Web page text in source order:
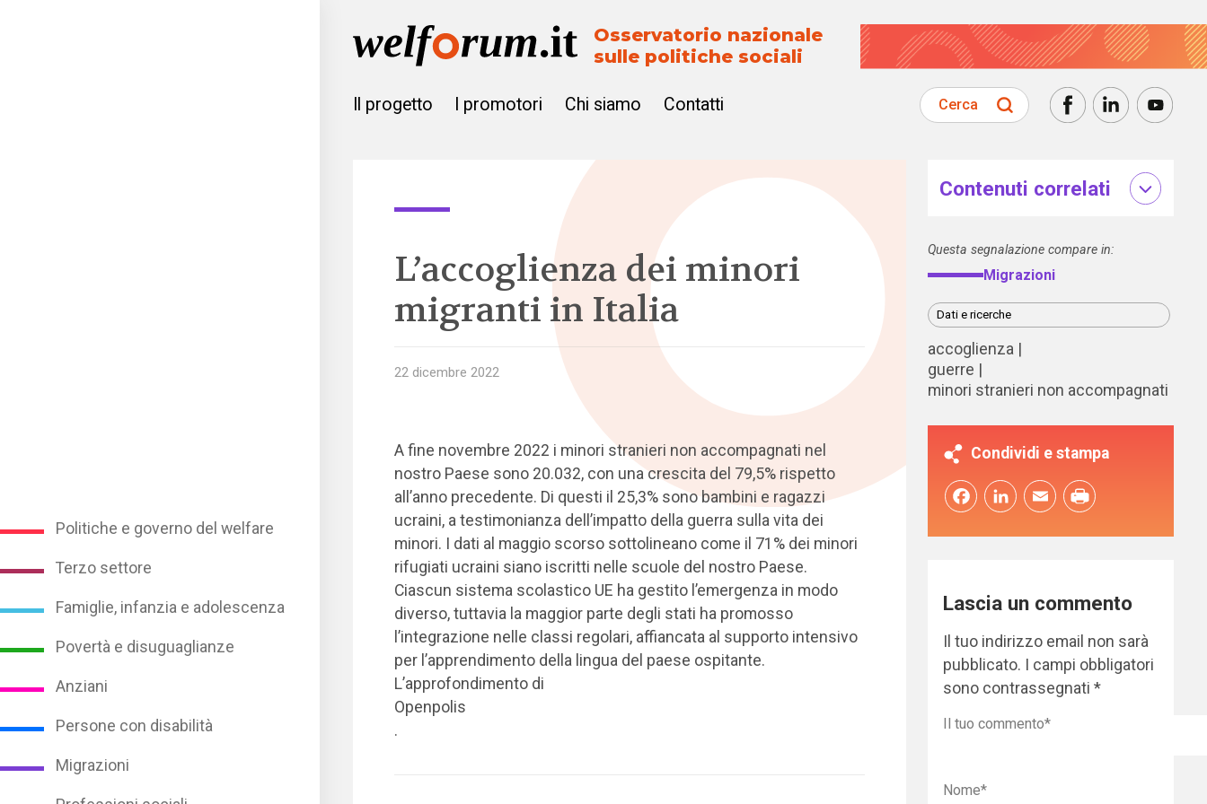
Politiche e governo del welfare
Terzo settore
Famiglie, infanzia e adolescenza
Povertà e disuguaglianze
Anziani
Persone con disabilità
Migrazioni
Osservatorio nazionale
sulle politiche sociali
Il progetto I promotori Chi siamo Contatti Cerca
L’accoglienza dei minori
migranti in Italia
22 dicembre 2022
A fine novembre 2022 i minori stranieri non accompagnati nel
nostro Paese sono 20.032, con una crescita del 79,5% rispetto
all’anno precedente. Di questi il 25,3% sono bambini e ragazzi
ucraini, a testimonianza dell’impatto della guerra sulla vita dei
minori. I dati al maggio scorso sottolineano come il 71% dei minori
rifugiati ucraini siano iscritti nelle scuole del nostro Paese.
Ciascun sistema scolastico UE ha gestito l’emergenza in modo
diverso, tuttavia la maggior parte degli stati ha promosso
l’integrazione nelle classi regolari, affiancata al supporto intensivo
per l’apprendimento della lingua del paese ospitante.
L’approfondimento di
Openpolis
.
Contenuti correlati
Questa segnalazione compare in:
Migrazioni
Dati e ricerche
accoglienza
guerre
minori stranieri non accompagnati
Condividi e stampa
FacebookLinkedInEmail
Lascia un commento
Il tuo indirizzo email non sarà
pubblicato. I campi obbligatori
sono contrassegnati*